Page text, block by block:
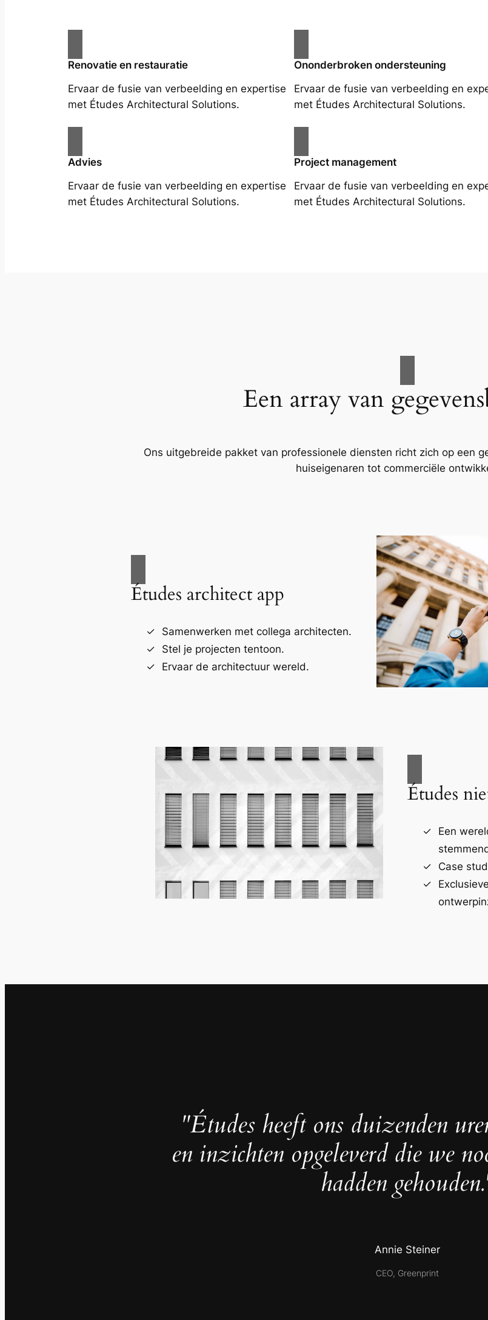
Renovatie en restauratie
Ervaar de fusie van verbeelding en expertise
met Études Architectural Solutions.
Ononderbroken ondersteuning
Ervaar de fusie van verbeelding en
met Études Architectural Solutions.
Advies
Ervaar de fusie van verbeelding en expertise
met Études Architectural Solutions.
Project management
Ervaar de fusie van verbeelding en
met Études Architectural Solutions.
Een array van
Ons uitgebreide pakket van professionele diensten richt zich op een
huiseigenaren tot commerciële
Études architect app
Samenwerken met collega architecten.
Stel je projecten tentoon.
Ervaar de architectuur wereld.
Études
Een
Case
"Études heeft ons duizenden
en inzichten opgeleverd die we
hadden
Annie Steiner
CEO, Greenprint